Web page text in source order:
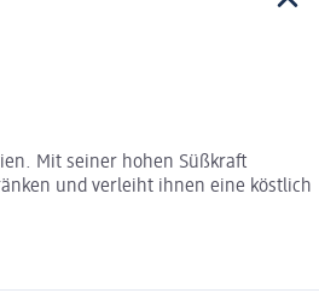
Mit seiner hohen Süßkraft
und verleiht ihnen eine köstlich